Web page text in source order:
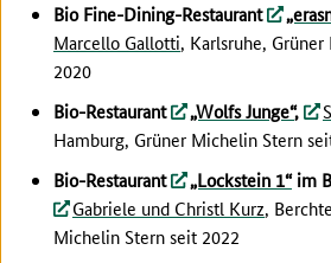
Bio Fine-Dining-Restaurant
Marcello Gallotti, Karlsruhe,
2020
Bio-Restaurant
„Wolfs Junge“,
Hamburg, Grüner Michelin Stern
Bio-Restaurant
„Lockstein 1“im
Gabriele und Christl Kurz,
Michelin Stern seit 2022